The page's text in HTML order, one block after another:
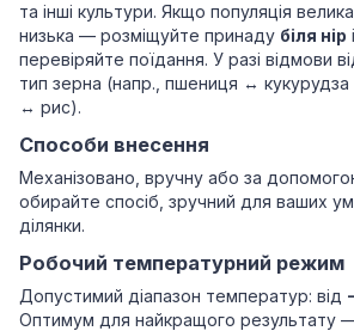
та інші культури. Якщо популяція
низька — розміщуйте принаду біля нір
перевіряйте поїдання. У разі відмови
тип зерна (напр., пшениця ↔
↔ рис).
Способи внесення
Механізовано, вручну або за
обирайте спосіб, зручний для ваших
ділянки.
Робочий температурний режим
Допустимий діапазон температур: від
Оптимум для найкращого результату